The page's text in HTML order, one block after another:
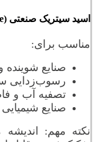
اسید سیتریک صنعتی (Industrial Grade)
مناسب برای:
صنایع شوینده
رسوب‌زدایی
تصفیه آب و
صنایع
نکته مهم: اندیشه